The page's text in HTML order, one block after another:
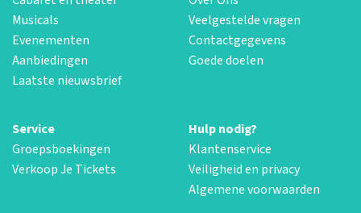
Musicals
Evenementen
Aanbiedingen
Laatste nieuwsbrief
Veelgestelde vragen
Contactgegevens
Goede doelen
Service
Groepsboekingen
Verkoop Je Tickets
Hulp nodig?
Klantenservice
Veiligheid en privacy
Algemene voorwaarden